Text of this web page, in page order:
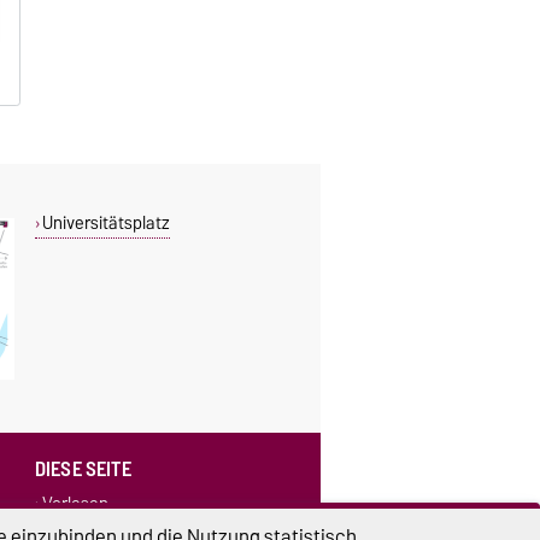
Universitätsplatz
DIESE SEITE
Vorlesen
Drucken